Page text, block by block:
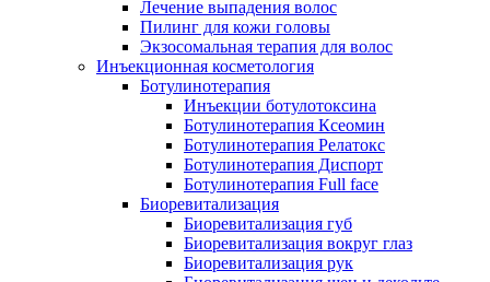
Лечение выпадения волос
Пилинг для кожи головы
Экзосомальная терапия для волос
Инъекционная косметология
Ботулинотерапия
Инъекции ботулотоксина
Ботулинотерапия Ксеомин
Ботулинотерапия Релатокс
Ботулинотерапия Диспорт
Ботулинотерапия Full face
Биоревитализация
Биоревитализация губ
Биоревитализация вокруг глаз
Биоревитализация рук